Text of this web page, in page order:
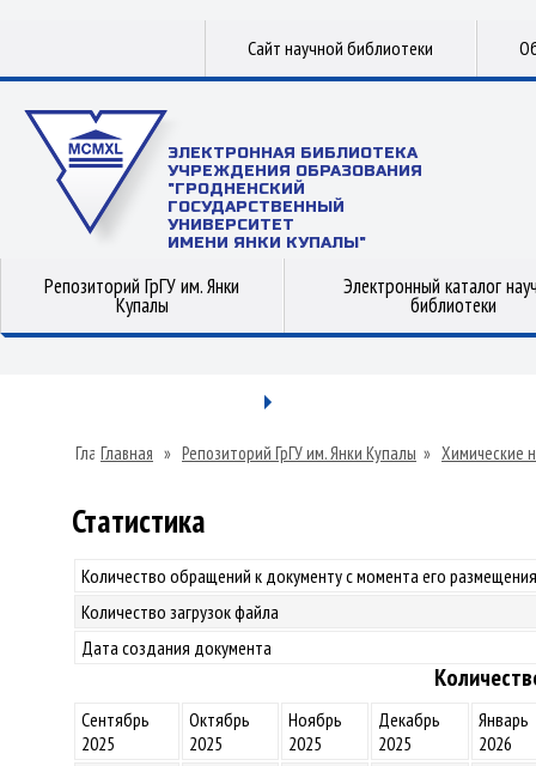
Сайт научной библиотеки
ЭЛЕКТРОННАЯ БИБЛИОТЕКА
УЧРЕЖДЕНИЯ ОБРАЗОВАНИЯ
"ГРОДНЕНСКИЙ
ГОСУДАРСТВЕННЫЙ
УНИВЕРСИТЕТ
ИМЕНИ ЯНКИ КУПАЛЫ"
Репозиторий ГрГУ им. Янки
Купалы
Электронный каталог
библиотеки
Главная » Репозиторий ГрГУ им. Янки Купалы » Химические
Статистика
Количество обращений к документу с момента его
Количество загрузок файла
Дата создания документа
Сентябрь
2025
Октябрь
2025
Ноябрь
2025
Декабрь
2025
Январь
2026